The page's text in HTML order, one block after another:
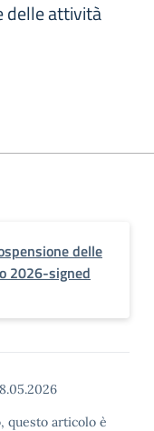
delle attività
delle
2026-signed
questo articolo è